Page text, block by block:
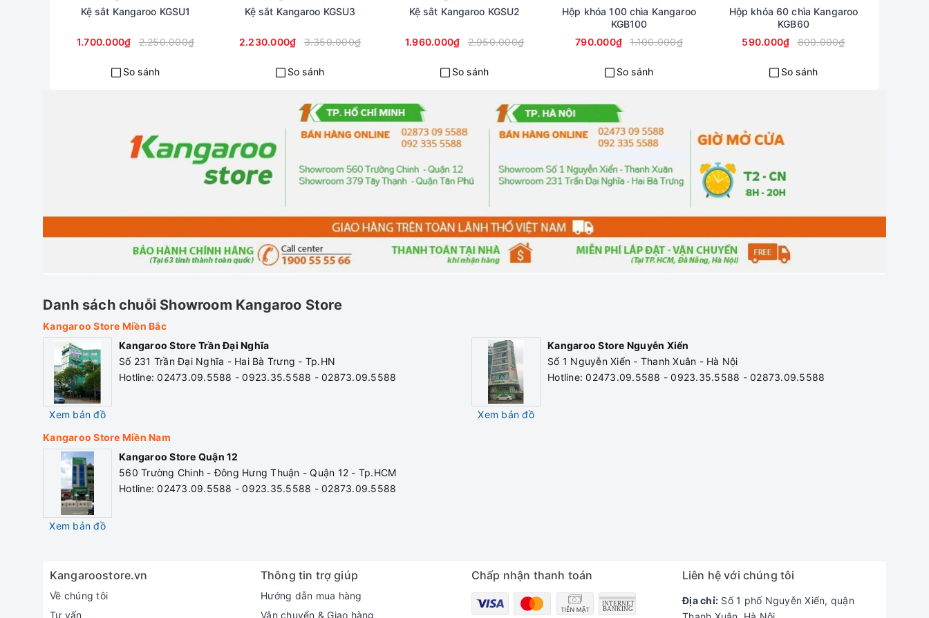
Kệ sắt Kangaroo KGSU1
1.700.000₫ 2.250.000₫
So sánh
Kệ sắt Kangaroo KGSU3
2.230.000₫ 3.350.000₫
So sánh
Kệ sắt Kangaroo KGSU2
1.960.000₫ 2.950.000₫
So sánh
Hộp khóa 100 chìa Kangaroo
KGB100
790.000₫
1.100.000₫
So sánh
Hộp khóa 60 chìa Kangaroo
KGB60
590.000₫
800.000₫
So sánh
Danh sách chuỗi Showroom Kangaroo Store
Kangaroo Store Miền Bắc
Xem bản đồ
Kangaroo Store Trần Đại Nghĩa
Số 231 Trần Đại Nghĩa - Hai Bà Trưng - Tp.HN
Hotline: 02473.09.5588 - 0923.35.5588 - 02873.09.5588
Xem bản đồ
Kangaroo Store Nguyễn Xiển
Số 1 Nguyễn Xiển - Thanh Xuân - Hà Nội
Hotline: 02473.09.5588 - 0923.35.5588 - 02873.09.5588
Kangaroo Store Miền Nam
Xem bản đồ
Kangaroo Store Quận 12
560 Trường Chinh - Đông Hưng Thuận - Quận 12 - Tp.HCM
Hotline: 02473.09.5588 - 0923.35.5588 - 02873.09.5588
Kangaroostore.vn
Về chúng tôi
Tư vấn
Thông tin trợ giúp
Hướng dẫn mua hàng
Vận chuyển & Giao hàng
Chấp nhận thanh toán Liên hệ với chúng tôi
Địa chỉ: Số 1 phố Nguyễn Xiển, quận